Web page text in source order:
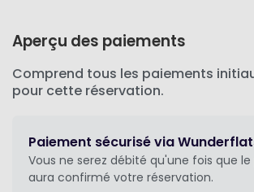
Aperçu des paiements
Comprend tous les paiements
pour cette réservation.
Paiement sécurisé via
Vous ne serez débité qu'une fois que
aura confirmé votre réservation.